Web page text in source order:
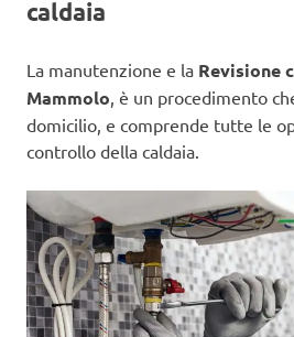
caldaia
La manutenzione e la Revisione
Mammolo, è un procedimento
domicilio, e comprende tutte le
controllo della caldaia.